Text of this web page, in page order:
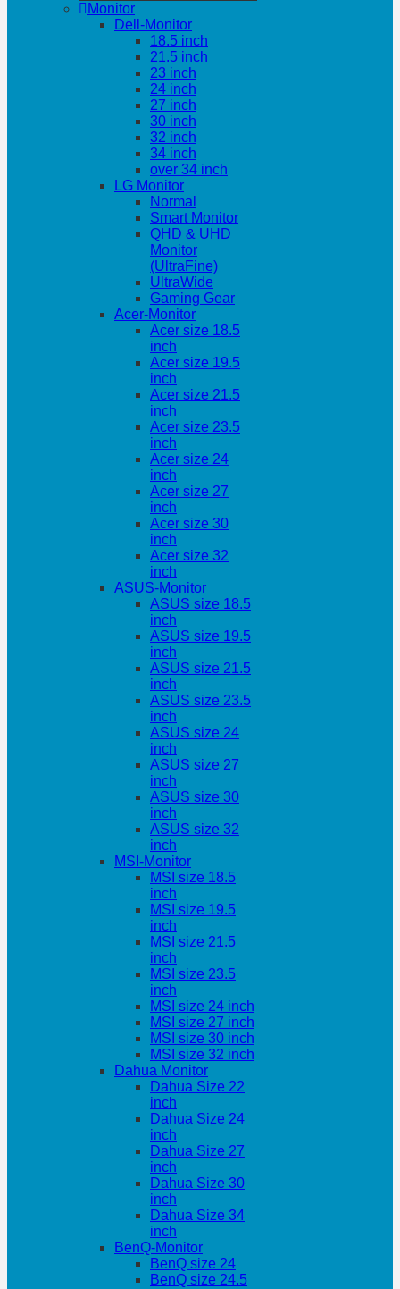
Monitor
Dell-Monitor
18.5 inch
21.5 inch
23 inch
24 inch
27 inch
30 inch
32 inch
34 inch
over 34 inch
LG Monitor
Normal
Smart Monitor
QHD & UHD
Monitor
(UltraFine)
UltraWide
Gaming Gear
Acer-Monitor
Acer size 18.5
inch
Acer size 19.5
inch
Acer size 21.5
inch
Acer size 23.5
inch
Acer size 24
inch
Acer size 27
inch
Acer size 30
inch
Acer size 32
inch
ASUS-Monitor
ASUS size 18.5
inch
ASUS size 19.5
inch
ASUS size 21.5
inch
ASUS size 23.5
inch
ASUS size 24
inch
ASUS size 27
inch
ASUS size 30
inch
ASUS size 32
inch
MSI-Monitor
MSI size 18.5
inch
MSI size 19.5
inch
MSI size 21.5
inch
MSI size 23.5
inch
MSI size 24 inch
MSI size 27 inch
MSI size 30 inch
MSI size 32 inch
Dahua Monitor
Dahua Size 22
inch
Dahua Size 24
inch
Dahua Size 27
inch
Dahua Size 30
inch
Dahua Size 34
inch
BenQ-Monitor
BenQ size 24
BenQ size 24.5